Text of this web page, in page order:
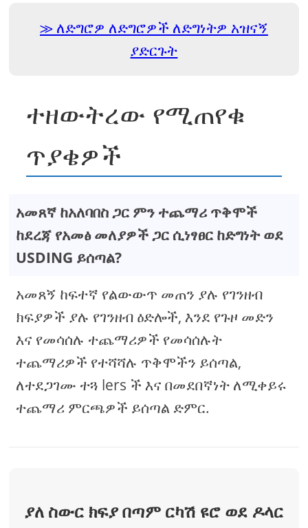
ለድግሮዎ ለድግሮዎች ለድግነትዎ አዝናኝ
ያድርጉት
ተዘውትረው የሚጠየቁ
ጥያቄዎች
አመጸኛ ከአለባበስ ጋር ምን ተጨማሪ ጥቅሞች
ከደረጃ የአመፅ መለያዎች ጋር ሲነፃፀር ከድግነት ወደ
USDING ይሰጣል?
አመጸኝ ከፍተኛ የልውውጥ መጠን ያሉ የገንዘብ
ክፍያዎች ያሉ የገንዘብ ዕድሎች, እንደ የጉዞ መድን
እና የመሳሰሉ ተጨማሪዎች የመሳሰሉት
ተጨማሪዎች የተሻሻሉ ጥቅሞችን ይሰጣል,
ለተደጋገሙ ተጓ lers ች እና በመደበኛነት ለሚቀይሩ
ተጨማሪ ምርጫዎች ይሰጣል ድምር.
ያለ ስውር ክፍያ በጣም ርካሽ ዩሮ ወደ ዶላር